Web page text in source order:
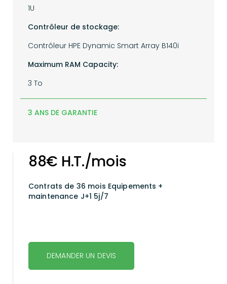
1U
Contrôleur de stockage:
Contrôleur HPE Dynamic Smart Array B140i
Maximum RAM Capacity:
3 To
3 ANS DE GARANTIE
88€ H.T./mois
Contrats de 36 mois Equipements +
maintenance J+1 5j/7
DEMANDER UN DEVIS